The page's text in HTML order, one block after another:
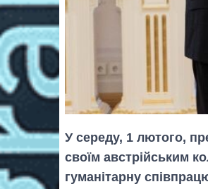
У середу, 1 лютого,
своїм австрійським
гуманітарну